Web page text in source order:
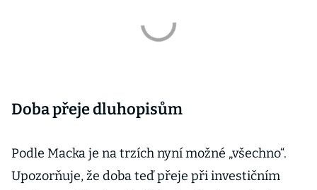
Doba přeje dluhopisům
Podle Macka je na trzích nyní možné „všechno“.
Upozorňuje, že doba teď přeje při investičním